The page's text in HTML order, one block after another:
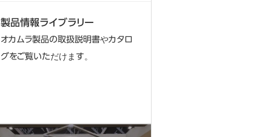
製品情報ライブラリー
オカムラ製品の取扱説明書やカタロ
グをご覧いただけます。